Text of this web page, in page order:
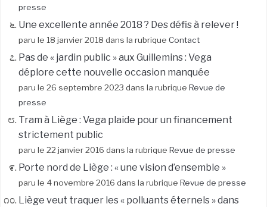
presse
Une excellente année 2018 ? Des défis à relever !
paru le 18 janvier 2018 dans la rubrique Contact
Pas de « jardin public » aux Guillemins : Vega
déplore cette nouvelle occasion manquée
paru le 26 septembre 2023 dans la rubrique Revue de
presse
Tram à Liège : Vega plaide pour un financement
strictement public
paru le 22 janvier 2016 dans la rubrique Revue de presse
Porte nord de Liège : « une vision d’ensemble »
paru le 4 novembre 2016 dans la rubrique Revue de presse
Liège veut traquer les « polluants éternels » dans